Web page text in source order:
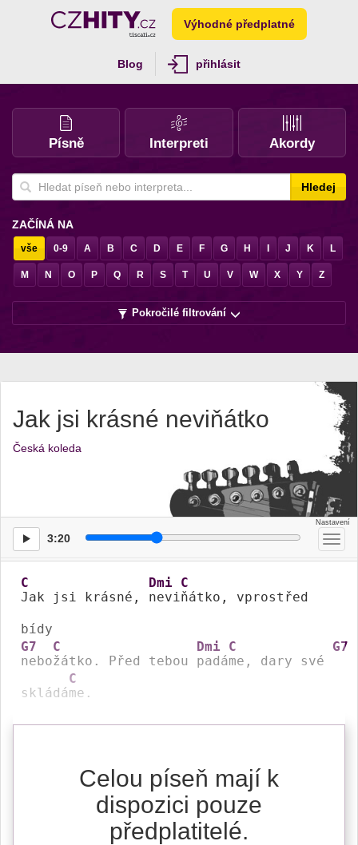
Výhodné předplatné
Blog přihlásit
Písně Interpreti Akordy
Hledej
ZAČÍNÁ NA
vše 0-9 A B C D E F G H J K L
M N O P Q R S T U V W X Y Z
Pokročilé filtrování
Jak jsi krásné neviňátko
Česká koleda
3:20
C
Jak jsi krásné,
Dmi
nevi
C
ňátko, vprostřed
G7
nebo
C
žátko. Před tebou
Dmi
padá
C
me, dary své
G7
skládá
C
Celou píseň mají k
dispozici pouze
předplatitelé.